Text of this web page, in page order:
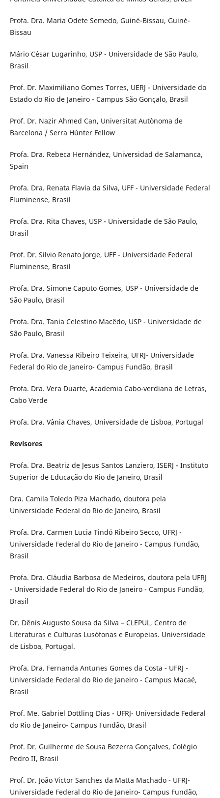
Profa. Dra. Maria Odete Semedo, Guiné-Bissau, Guiné-
Bissau
Mário César Lugarinho, USP - Universidade de São Paulo,
Brasil
Prof. Dr. Maximiliano Gomes Torres, UERJ - Universidade do
Estado do Rio de Janeiro - Campus São Gonçalo, Brasil
Prof. Dr. Nazir Ahmed Can, Universitat Autònoma de
Barcelona / Serra Húnter Fellow
Profa. Dra. Rebeca Hernández, Universidad de Salamanca,
Spain
Profa. Dra. Renata Flavia da Silva, UFF - Universidade Federal
Fluminense, Brasil
Profa. Dra. Rita Chaves, USP - Universidade de São Paulo,
Brasil
Prof. Dr. Silvio Renato Jorge, UFF - Universidade Federal
Fluminense, Brasil
Profa. Dra. Simone Caputo Gomes, USP - Universidade de
São Paulo, Brasil
Profa. Dra. Tania Celestino Macêdo, USP - Universidade de
São Paulo, Brasil
Profa. Dra. Vanessa Ribeiro Teixeira, UFRJ- Universidade
Federal do Rio de Janeiro- Campus Fundão, Brasil
Profa. Dra. Vera Duarte, Academia Cabo-verdiana de Letras,
Cabo Verde
Profa. Dra. Vânia Chaves, Universidade de Lisboa, Portugal
Revisores
Profa. Dra. Beatriz de Jesus Santos Lanziero, ISERJ - Instituto
Superior de Educação do Rio de Janeiro, Brasil
Dra. Camila Toledo Piza Machado, doutora pela
Universidade Federal do Rio de Janeiro, Brasil
Profa. Dra. Carmen Lucia Tindó Ribeiro Secco, UFRJ -
Universidade Federal do Rio de Janeiro - Campus Fundão,
Brasil
Profa. Dra. Cláudia Barbosa de Medeiros, doutora pela UFRJ
- Universidade Federal do Rio de Janeiro - Campus Fundão,
Brasil
Dr. Dênis Augusto Sousa da Silva – CLEPUL, Centro de
Literaturas e Culturas Lusófonas e Europeias. Universidade
de Lisboa, Portugal.
Profa. Dra. Fernanda Antunes Gomes da Costa - UFRJ -
Universidade Federal do Rio de Janeiro - Campus Macaé,
Brasil
Prof. Me. Gabriel Dottling Dias - UFRJ- Universidade Federal
do Rio de Janeiro- Campus Fundão, Brasil
Prof. Dr. Guilherme de Sousa Bezerra Gonçalves, Colégio
Pedro II, Brasil
Prof. Dr. João Victor Sanches da Matta Machado - UFRJ-
Universidade Federal do Rio de Janeiro- Campus Fundão,